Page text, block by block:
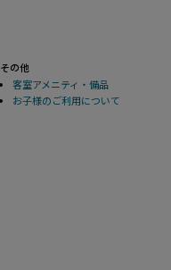
その他
客室アメニティ・備品
お子様のご利用について